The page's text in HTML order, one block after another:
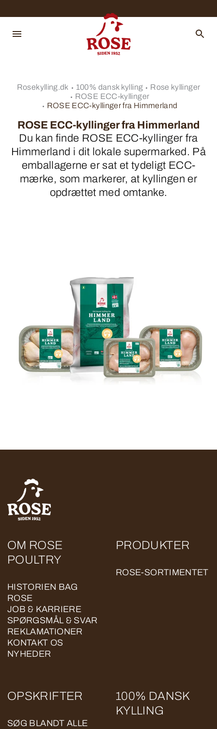
Rosekylling.dk 100% dansk kylling
Rose kyllinger
ROSE ECC-kyllinger
ROSE ECC-kyllinger fra Himmerland
ROSE ECC-kyllinger fra Himmerland
Du kan finde ROSE ECC-kyllinger fra
Himmerland i dit lokale supermarked. På
emballagerne er sat et tydeligt ECC-
mærke, som markerer, at kyllingen er
opdrættet med omtanke.
OM ROSE
POULTRY
HISTORIEN BAG
ROSE
JOB & KARRIERE
SPØRGSMÅL & SVAR
REKLAMATIONER
KONTAKT OS
NYHEDER
PRODUKTER
ROSE-SORTIMENTET
OPSKRIFTER
SØG BLANDT ALLE
100% DANSK
KYLLING